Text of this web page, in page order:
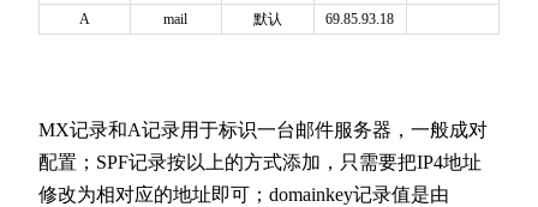
A
mail 默认 69.85.93.18
MX记录和A记录用于标识一台邮件服务器，一般成对
配置；SPF记录按以上的方式添加，只需要把IP4地址
修改为相对应的地址即可；domainkey记录值是由